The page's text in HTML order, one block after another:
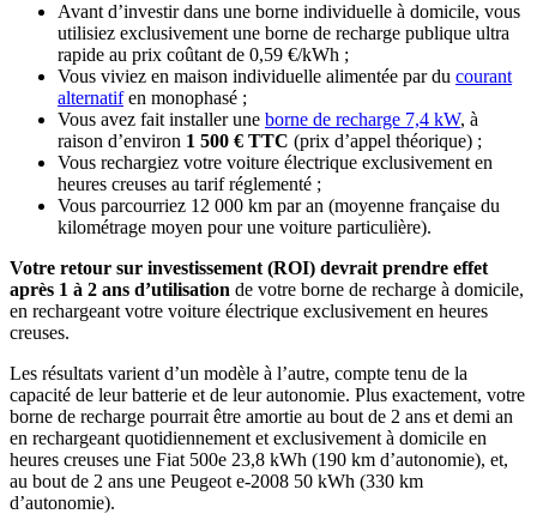
Avant d’investir dans une borne individuelle à domicile, vous
utilisiez exclusivement une borne de recharge publique ultra
rapide au prix coûtant de 0,59 €/kWh ;
Vous viviez en maison individuelle alimentée par du courant
alternatifen monophasé ;
Vous avez fait installer une borne de recharge 7,4 kW, à
raison d’environ 1 500 € TTC (prix d’appel théorique) ;
Vous rechargiez votre voiture électrique exclusivement en
heures creuses au tarif réglementé ;
Vous parcourriez 12 000 km par an (moyenne française du
kilométrage moyen pour une voiture particulière).
Votre retour sur investissement (ROI) devrait prendre effet
après 1 à 2 ans d’utilisation de votre borne de recharge à domicile,
en rechargeant votre voiture électrique exclusivement en heures
creuses.
Les résultats varient d’un modèle à l’autre, compte tenu de la
capacité de leur batterie et de leur autonomie. Plus exactement, votre
borne de recharge pourrait être amortie au bout de 2 ans et demi an
en rechargeant quotidiennement et exclusivement à domicile en
heures creuses une Fiat 500e 23,8 kWh (190 km d’autonomie), et,
au bout de 2 ans une Peugeot e-2008 50 kWh (330 km
d’autonomie).